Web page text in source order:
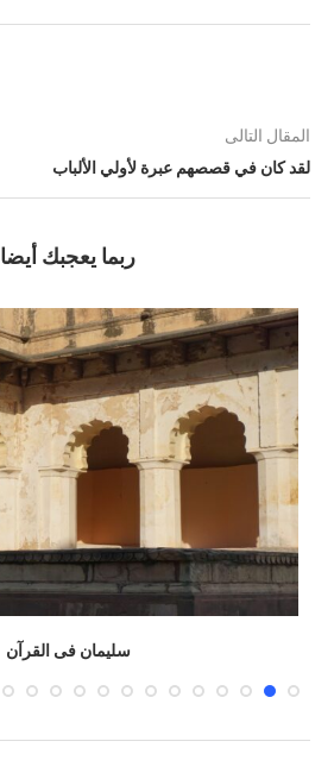
المقال التالى
لقد كان في قصصهم عبرة لأولي الألباب
ربما يعجبك أيضا
سليمان فى القرآن